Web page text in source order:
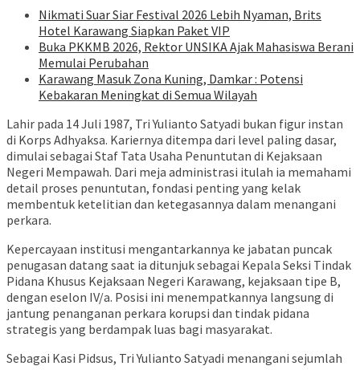
Nikmati Suar Siar Festival 2026 Lebih Nyaman, Brits
Hotel Karawang Siapkan Paket VIP
Buka PKKMB 2026, Rektor UNSIKA Ajak Mahasiswa Berani
Memulai Perubahan
Karawang Masuk Zona Kuning, Damkar : Potensi
Kebakaran Meningkat di Semua Wilayah
Lahir pada 14 Juli 1987, Tri Yulianto Satyadi bukan figur instan
di Korps Adhyaksa. Kariernya ditempa dari level paling dasar,
dimulai sebagai Staf Tata Usaha Penuntutan di Kejaksaan
Negeri Mempawah. Dari meja administrasi itulah ia memahami
detail proses penuntutan, fondasi penting yang kelak
membentuk ketelitian dan ketegasannya dalam menangani
perkara.
Kepercayaan institusi mengantarkannya ke jabatan puncak
penugasan datang saat ia ditunjuk sebagai Kepala Seksi Tindak
Pidana Khusus Kejaksaan Negeri Karawang, kejaksaan tipe B,
dengan eselon IV/a. Posisi ini menempatkannya langsung di
jantung penanganan perkara korupsi dan tindak pidana
strategis yang berdampak luas bagi masyarakat.
Sebagai Kasi Pidsus, Tri Yulianto Satyadi menangani sejumlah